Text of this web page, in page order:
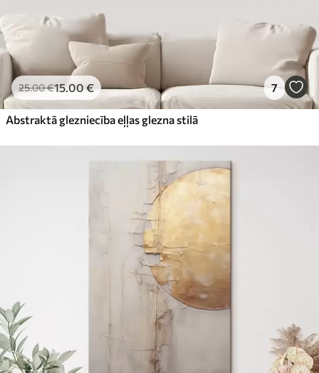
25.00€15.00€ 7
Abstraktā glezniecība eļļas glezna stilā